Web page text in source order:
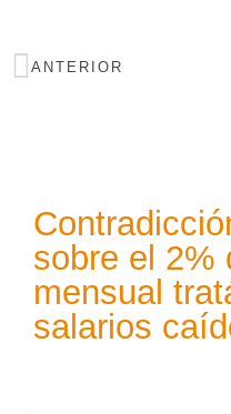
ANTERIOR
sobre el 2%
mensual
salarios